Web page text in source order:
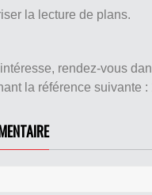
la lecture de plans.
rendez-vous
la référence suivante :